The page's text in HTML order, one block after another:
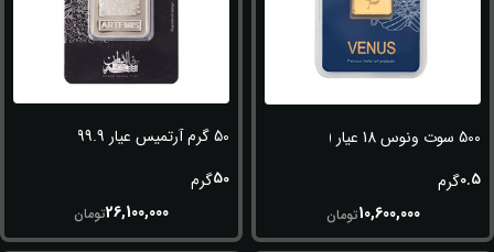
500 سوت ونوس 18 عیار (750)
0.5گرم
10,600,000تومان
50 گرم آرتمیس عیار 999.9
50گرم
26,100,000تومان